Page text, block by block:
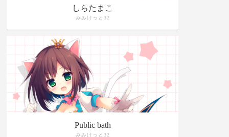
しらたまこ
みみけっと32
Public bath
みみけっと32